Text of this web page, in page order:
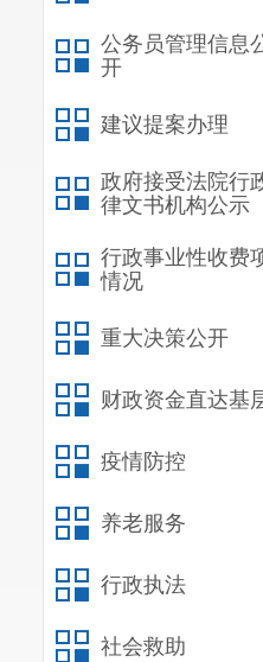
公务员管理信息
开
建议提案办理
政府接受法院行
律文书机构公示
行政事业性收费
情况
重大决策公开
财政资金直达基
疫情防控
养老服务
行政执法
社会救助